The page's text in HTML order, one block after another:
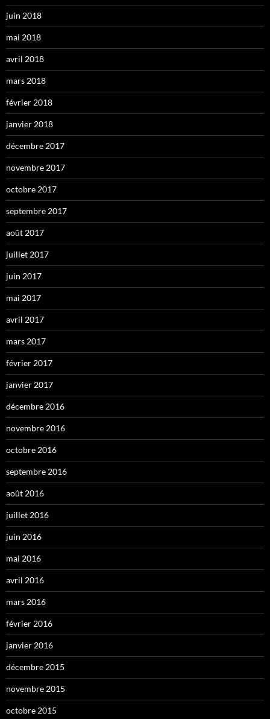
juin 2018
mai 2018
avril 2018
mars 2018
février 2018
janvier 2018
décembre 2017
novembre 2017
octobre 2017
septembre 2017
août 2017
juillet 2017
juin 2017
mai 2017
avril 2017
mars 2017
février 2017
janvier 2017
décembre 2016
novembre 2016
octobre 2016
septembre 2016
août 2016
juillet 2016
juin 2016
mai 2016
avril 2016
mars 2016
février 2016
janvier 2016
décembre 2015
novembre 2015
octobre 2015